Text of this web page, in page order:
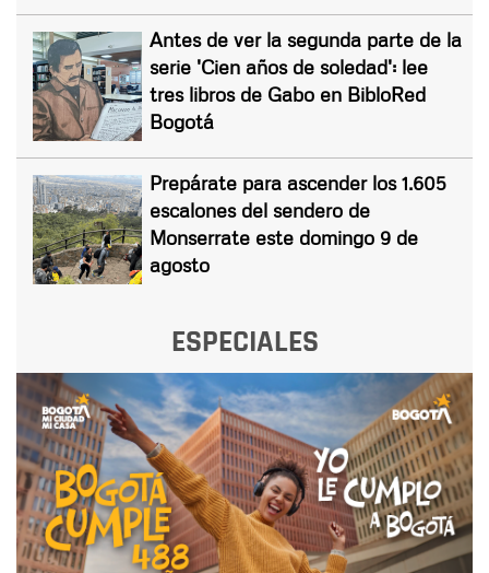
Antes de ver la segunda parte de la
serie 'Cien años de soledad': lee
tres libros de Gabo en BibloRed
Bogotá
Prepárate para ascender los 1.605
escalones del sendero de
Monserrate este domingo 9 de
agosto
ESPECIALES